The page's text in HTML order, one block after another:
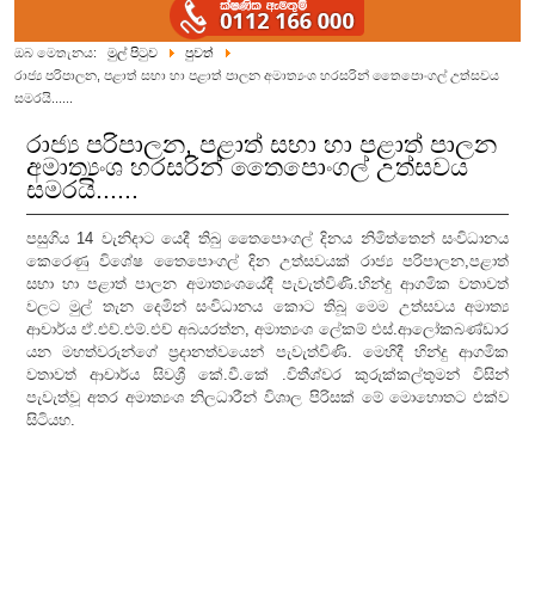
ඔබ මෙතැනය: මුල් පිටුව
පුවත්
රාජ්‍ය පරිපාලන, පළාත් සභා හා පළාත් පාලන අමාත්‍යංශ හරසරින් තෛපොංගල් උත්සවය
සමරයි......
රාජ්‍ය පරිපාලන, පළාත් සභා හා පළාත් පාලන
අමාත්‍යංශ හරසරින් තෛපොංගල් උත්සවය
සමරයි......
පසුගිය 14 වැනිදාට යෙදී තිබු තෛපොංගල් දිනය නිමිත්තෙන් සංවිධානය
කෙරෙණු විශේෂ තෛපොංගල් දින උත්සවයක් රාජ්‍ය පරිපාලන,පළාත්
සභා හා පළාත් පාලන අමාත්‍යංශයේදී පැවැත්විණි.හින්දු ආගමික වතාවත්
වලට මුල් තැන දෙමින් සංවිධානය කොට තිබූ මෙම උත්සවය අමාත්‍ය
ආචාර්ය ඒ.එච්.එම්.එච් අබයරත්න, අමාත්‍යංශ ලේකම් එස්.ආලෝකබණ්ඩාර
යන මහත්වරුන්ගේ ප්‍රදානත්වයෙන් පැවැත්විණි. මෙහිදී හින්දු ආගමික
වතාවත් ආචාර්ය සිවශ්‍රී කේ.වී.කේ .විතීශ්වර කුරුක්කල්තුමන් විසින්
පැවැත්වූ අතර අමාත්‍යංශ නිලධාරීන් විශාල පිරිසක් මේ මොහොතට එක්ව
සිටියහ.